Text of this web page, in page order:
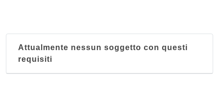
Attualmente nessun soggetto con questi
requisiti